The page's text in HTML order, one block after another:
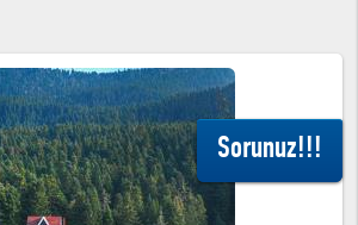
28 İndirim
RESORT HOTEL BELEK
BELEK
başlayan fiyatlarla...
52 İndirim
PRİNCE WORLD
Sorunuz!!!